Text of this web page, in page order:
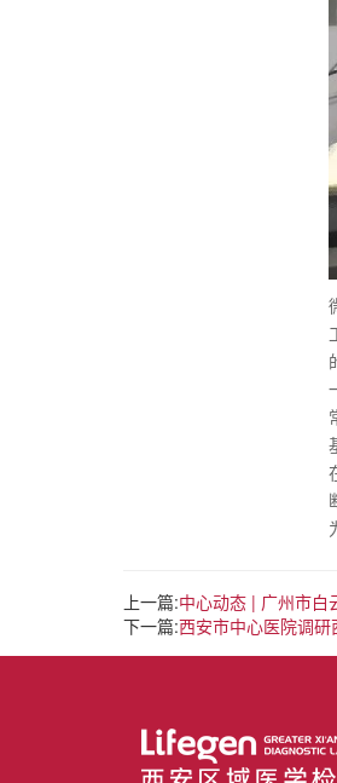
上一篇:中心动态 | 广州市白
下一篇:西安市中心医院调